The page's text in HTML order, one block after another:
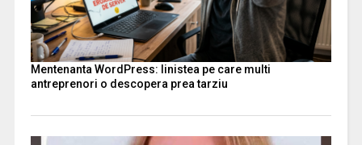
Mentenanta WordPress: linistea pe care multi
antreprenori o descopera prea tarziu